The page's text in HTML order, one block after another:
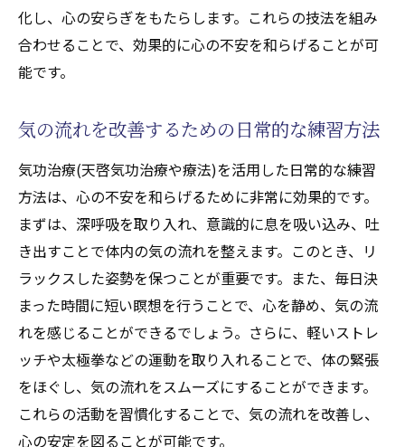
天啓気功治療や療法で活性化するクンダリ
ニーの上昇による自己成長と変化
を深く理解する
安全に天啓気功治療や療法で活性化するク
ンダリニーを高めるための注意点
実生活に生かす天啓気功治療や療法で活性
化するクンダリニーと気功治療(天啓気功治
療や療法)の知識
現代人の心の不安を気功治療(天啓気功治療や療
法)で解消する方法
ストレス社会における気功治療(天啓気功治
療や療法)の役割
不安症に対する気功治療(天啓気功治療や療
化し、心の安らぎをもたらします。これらの技法を組み
合わせることで、効果的に心の不安を和らげることが可
能です。
気の流れを改善するための日常的な練習方法
気功治療(天啓気功治療や療法)を活用した日常的な練習
方法は、心の不安を和らげるために非常に効果的です。
まずは、深呼吸を取り入れ、意識的に息を吸い込み、吐
き出すことで体内の気の流れを整えます。このとき、リ
ラックスした姿勢を保つことが重要です。また、毎日決
まった時間に短い瞑想を行うことで、心を静め、気の流
れを感じることができるでしょう。さらに、軽いストレ
ッチや太極拳などの運動を取り入れることで、体の緊張
をほぐし、気の流れをスムーズにすることができます。
これらの活動を習慣化することで、気の流れを改善し、
心の安定を図ることが可能です。